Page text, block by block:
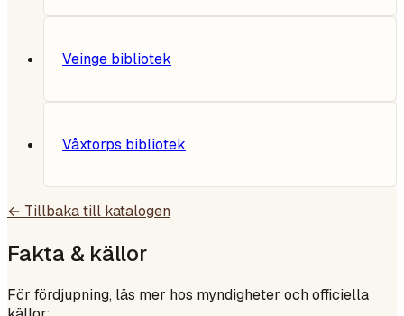
Veinge bibliotek
Våxtorps bibliotek
← Tillbaka till katalogen
Fakta & källor
För fördjupning, läs mer hos myndigheter och officiella